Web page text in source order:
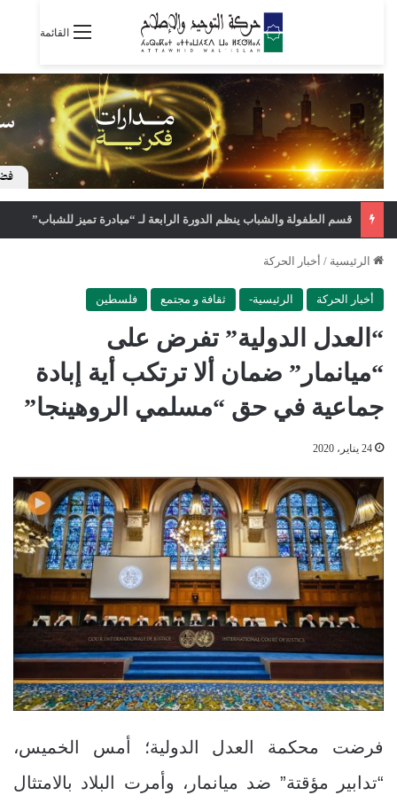
القائمة
قسم الطفولة والشباب ينظم الدورة الرابعة لـ “مبادرة تميز للشباب”
الرئيسية / أخبار الحركة
أخبار الحركة الرئيسية- ثقافة و مجتمع فلسطين
“العدل الدولية” تفرض على
“ميانمار” ضمان ألا ترتكب أية إبادة
جماعية في حق “مسلمي الروهينجا”
24 يناير، 2020
فرضت محكمة العدل الدولية؛ أمس الخميس،
“تدابير مؤقتة” ضد ميانمار، وأمرت البلاد بالامتثال